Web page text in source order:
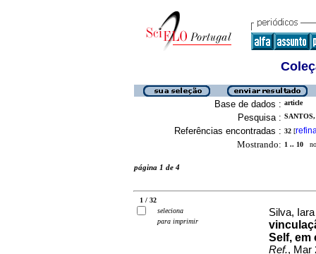
Base de dados : article
Pesquisa :
Referências encontradas : 32 [
Mostrando: 1 .. 10
página 1 de 4
1 / 32
seleciona
para imprimir
Silva,
Self, em
Ref., Mar